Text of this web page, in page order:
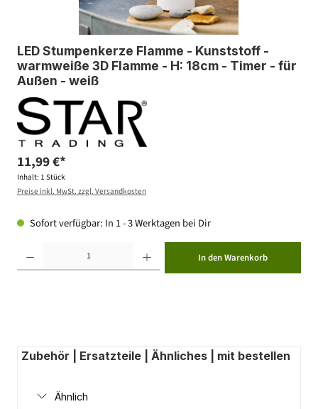
LED Stumpenkerze Flamme - Kunststoff -
warmweiße 3D Flamme - H: 18cm - Timer - für
Außen - weiß
11,99 €*
Inhalt: 1 Stück
Preise inkl. MwSt. zzgl. Versandkosten
Sofort verfügbar: In 1 - 3 Werktagen bei Dir
In den Warenkorb
Zubehör | Ersatzteile | Ähnliches | mit bestellen
Ähnlich